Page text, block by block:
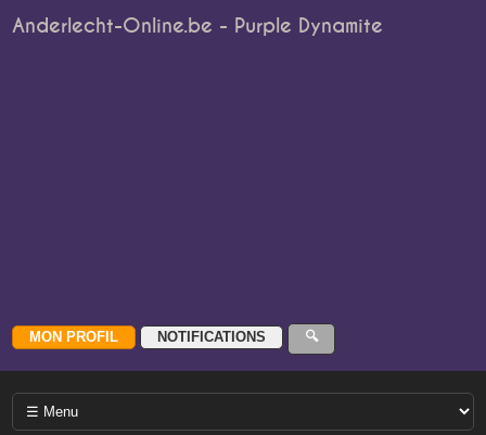
Anderlecht-Online.be - Purple Dynamite